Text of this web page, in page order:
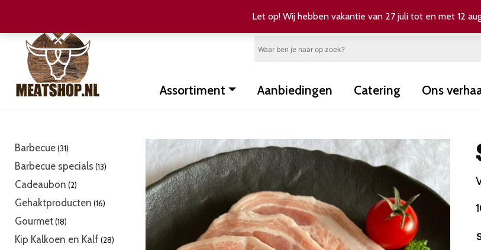
Assortiment Aanbiedingen Catering Ons
Barbecue 3131
Barbecue specials 1313
Cadeaubon 22
Gehaktproducten 1616
Gourmet 1818
Kip Kalkoen en Kalf 2828
Let op! Wij hebben vakantie van 27 juli tot en met 12